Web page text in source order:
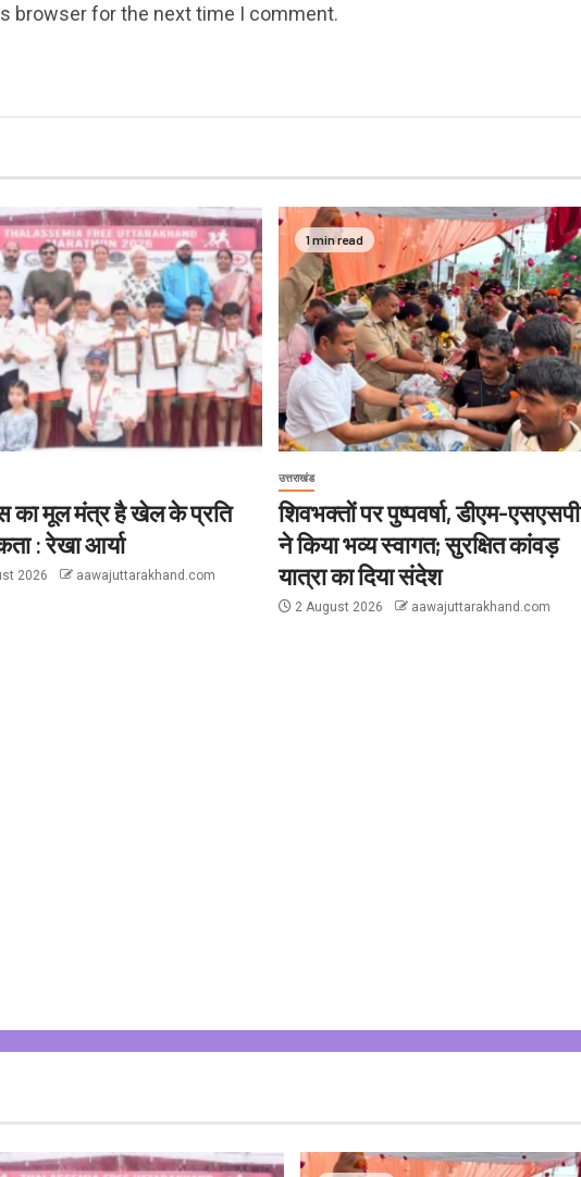
browser for the next time I comment.
का मूल मंत्र है खेल के प्रति
: रेखा आर्या
2026 aawajuttarakhand.com
1 min read
उत्तराखंड
शिवभक्तों पर पुष्पवर्षा, डीएम-एसएसपी
ने किया भव्य स्वागत; सुरक्षित कांवड़
यात्रा का दिया संदेश
2 August 2026 aawajuttarakhand.com